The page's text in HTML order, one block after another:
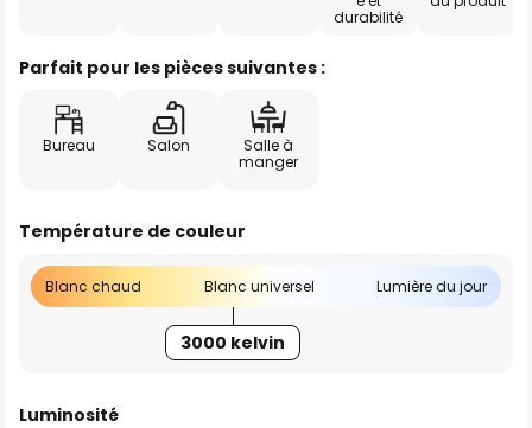
durabilité
Parfait pour les pièces suivantes :
Bureau Salon
Salle à
manger
Température de couleur
Blanc chaud Blanc universel Lumière du jour
3000 kelvin
Luminosité